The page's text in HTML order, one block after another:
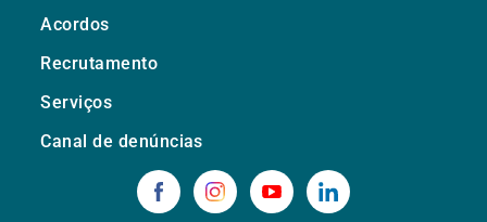
Acordos
Recrutamento
Serviços
Canal de denúncias